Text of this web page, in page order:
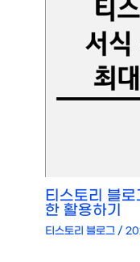
티스토리 블
한 활용하기
티스토리 블로그 /